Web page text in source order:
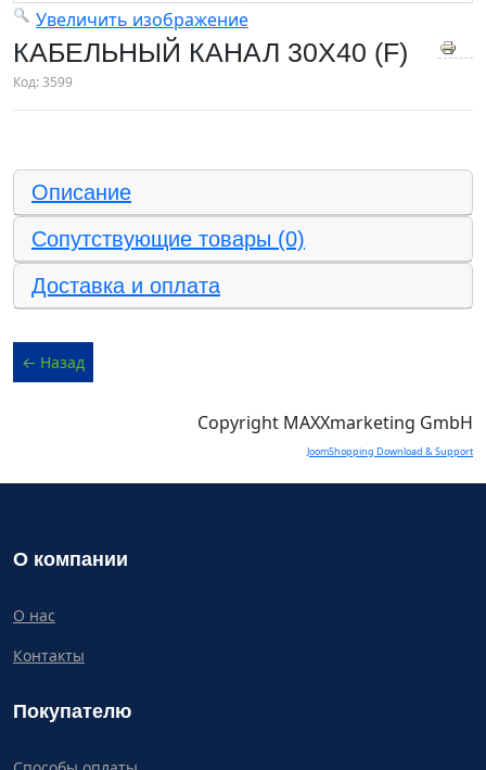
Увеличить изображение
КАБЕЛЬНЫЙ КАНАЛ 30X40 (F)
Код:3599
Описание
Сопутствующие товары (0)
Доставка и оплата
Copyright MAXXmarketing GmbH
JoomShopping Download & Support
О компании
О нас
Контакты
Покупателю